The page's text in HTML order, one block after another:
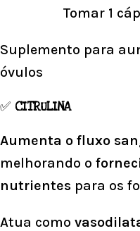
Tomar 1
Suplemento para
óvulos
✅ CITRULINA
Aumenta o fluxo
melhorando o
nutrientes para os
Atua como